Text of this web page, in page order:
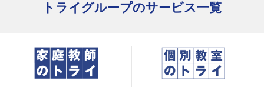
トライグループのサービス一覧